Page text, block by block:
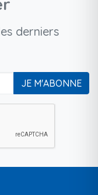
derniers
JE M'ABONNE